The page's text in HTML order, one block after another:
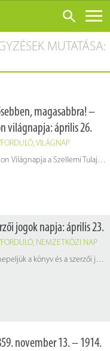
MUTATÁSA:
magasabbra! –
világnapja: április 26.
, VILÁGNAP
A Szellemi Tulajdon Világnapja a Szellemi Tulajdon Világszervezete kezdeményezésére minden év április 26-án megrendezett világnap. A szellemi tulajdon világnapjának idei rendezvénye a sport világába kalauzol. A sportban megjelenő innováció és a kreativitás, illetve az ezeket támogató és oltalmazó szellemitulajdon-jogok elősegítik a sport fejlődését és annak élvezetét szerte a világon.
jogok napja: április 23.
, NEMZETKÖZI NAP
Április 23-án ünnepeljük a könyv és a szerzői jogok napját.
november 13. – 1914.